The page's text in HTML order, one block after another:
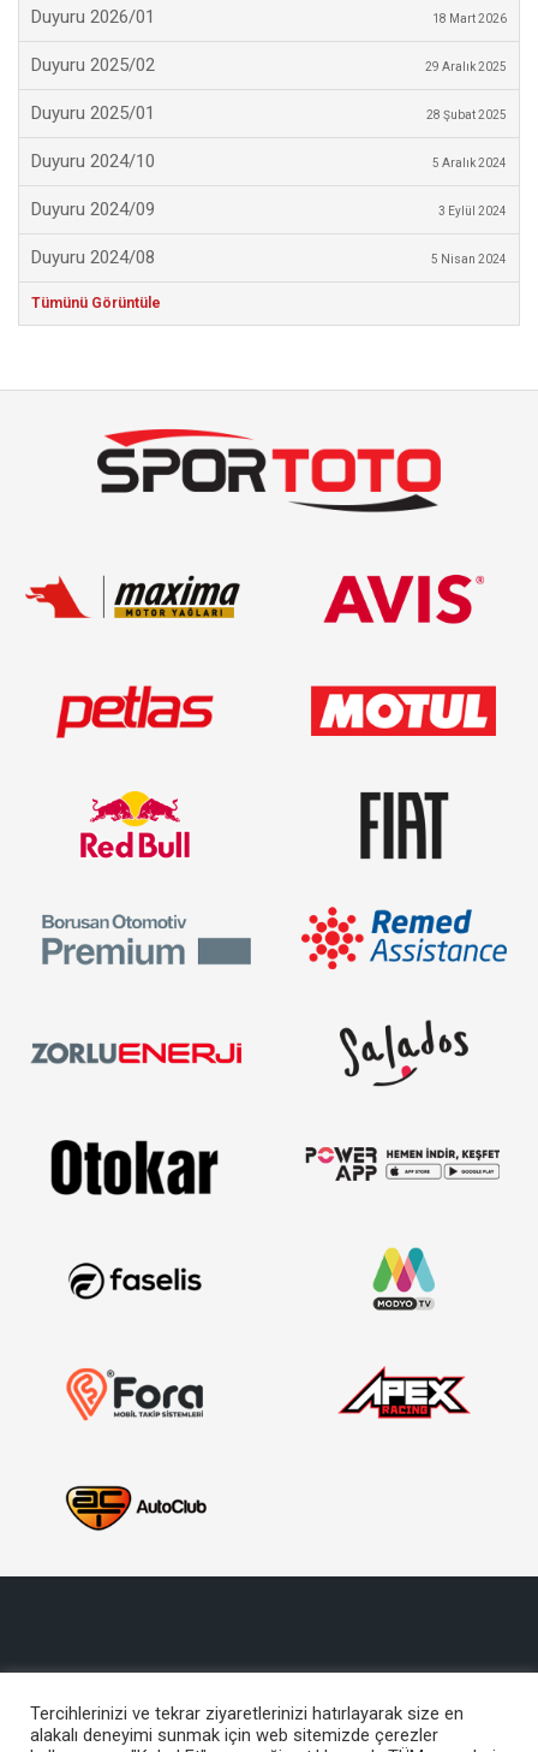
Duyuru 2026/01 18 Mart 2026
Duyuru 2025/02 29 Aralık 2025
Duyuru 2025/01 28 Şubat 2025
Duyuru 2024/10 5 Aralık 2024
Duyuru 2024/09 3 Eylül 2024
Duyuru 2024/08 5 Nisan 2024
Tümünü Görüntüle
Copyright © 2017, Türkiye Otomobil Sporları Federasyonu
Tercihlerinizi ve tekrar ziyaretlerinizi hatırlayarak size en
alakalı deneyimi sunmak için web sitemizde çerezler